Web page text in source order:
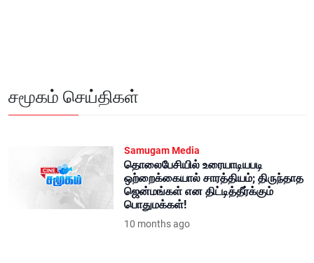
சமூகம் செய்திகள்
Samugam Media
தொலைபேசியில் உரையாடியபடி
ஒற்றைக்கையால் சாரத்தியம்; திருந்தாத
ஜென்மங்கள் என திட்டித்தீர்க்கும்
பொதுமக்கள்!
10 months ago